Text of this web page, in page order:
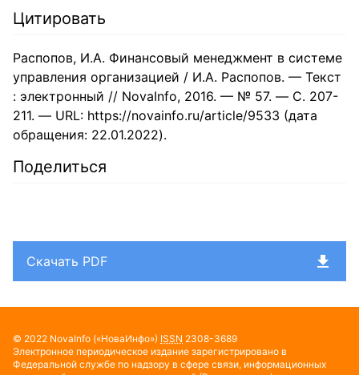
Цитировать
Распопов, И.А. Финансовый менеджмент в системе
управления организацией / И.А. Распопов. — Текст
: электронный // NovaInfo, 2016. — № 57. — С. 207-
211. — URL: https://novainfo.ru/article/9533 (дата
обращения: 22.01.2022).
Поделиться
Скачать PDF
© 2022 NovaInfo («НоваИнфо») ISSN 2308-3689
Электронное периодическое издание зарегистрировано в
Федеральной службе по надзору в сфере связи, информационных